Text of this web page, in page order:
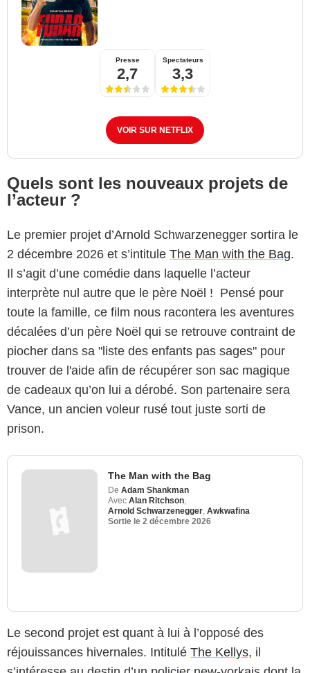
Presse
2,7
Spectateurs
3,3
VOIR SUR NETFLIX
Quels sont les nouveaux projets de
l’acteur ?
Le premier projet d’Arnold Schwarzenegger sortira le
2 décembre 2026 et s’intitule The Man with the Bag.
Il s’agit d’une comédie dans laquelle l’acteur
interprète nul autre que le père Noël ! Pensé pour
toute la famille, ce film nous racontera les aventures
décalées d’un père Noël qui se retrouve contraint de
piocher dans sa "liste des enfants pas sages" pour
trouver de l'aide afin de récupérer son sac magique
de cadeaux qu’on lui a dérobé. Son partenaire sera
Vance, un ancien voleur rusé tout juste sorti de
prison.
The Man with the Bag
De Adam Shankman
Avec Alan Ritchson
Arnold Schwarzenegger Awkwafina
Sortie le 2 décembre 2026
Le second projet est quant à lui à l’opposé des
réjouissances hivernales. Intitulé The Kellys, il